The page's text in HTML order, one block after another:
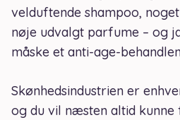
velduftende shampoo,
nøje udvalgt parfume – og
måske et anti-age-
Skønhedsindustrien er
og du vil næsten altid kunne